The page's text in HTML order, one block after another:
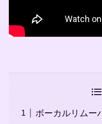
ボーカルリムー